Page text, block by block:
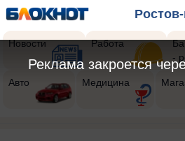
Новости Работа
-
Авто Медицина
Реклама закроется